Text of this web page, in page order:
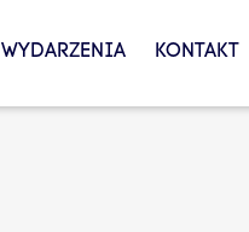
WYDARZENIA KONTAKT